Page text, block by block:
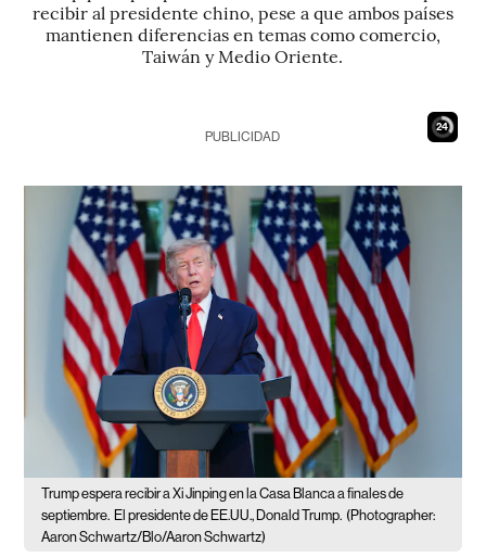
recibir al presidente chino, pese a que ambos países
mantienen diferencias en temas como comercio,
Taiwán y Medio Oriente.
23
PUBLICIDAD
Trump espera recibir a Xi Jinping en la Casa Blanca a finales de
septiembre. El presidente de EE.UU., Donald Trump. (Photographer:
Aaron Schwartz/Blo/Aaron Schwartz)